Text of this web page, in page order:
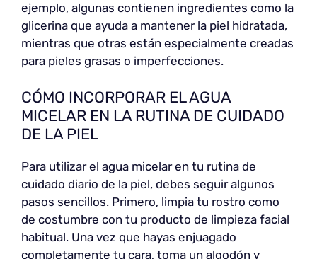
ejemplo, algunas contienen ingredientes como la
glicerina que ayuda a mantener la piel hidratada,
mientras que otras están especialmente creadas
para pieles grasas o imperfecciones.
CÓMO INCORPORAR EL AGUA
MICELAR EN LA RUTINA DE CUIDADO
DE LA PIEL
Para utilizar el agua micelar en tu rutina de
cuidado diario de la piel, debes seguir algunos
pasos sencillos. Primero, limpia tu rostro como
de costumbre con tu producto de limpieza facial
habitual. Una vez que hayas enjuagado
completamente tu cara, toma un algodón y